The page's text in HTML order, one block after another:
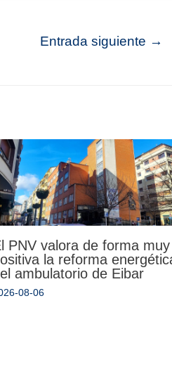
Entrada siguiente →
PNV valora de forma muy
la reforma
ambulatorio de Eibar
08-06